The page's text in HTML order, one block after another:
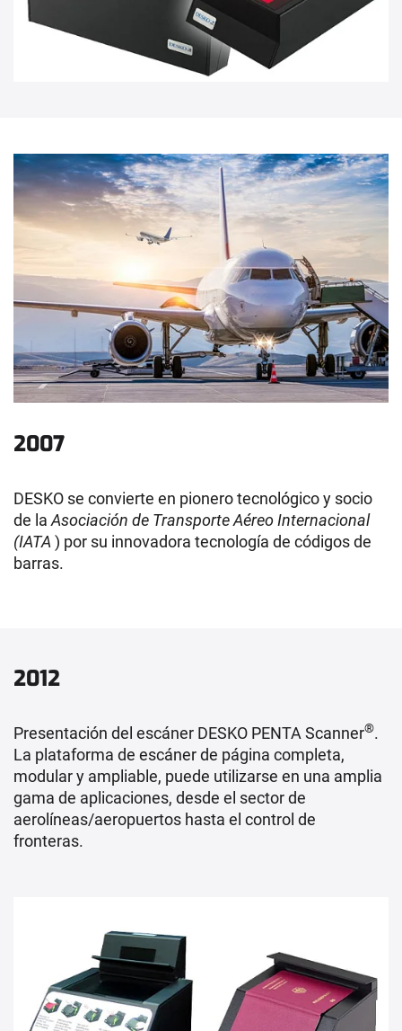
2007
DESKO se convierte en pionero tecnológico y socio
de la Asociación de Transporte Aéreo Internacional
(IATA ) por su innovadora tecnología de códigos de
barras.
2012
Presentación del escáner DESKO PENTA Scanner®.
La plataforma de escáner de página completa,
modular y ampliable, puede utilizarse en una amplia
gama de aplicaciones, desde el sector de
aerolíneas/aeropuertos hasta el control de
fronteras.